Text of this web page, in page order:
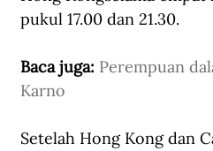
pukul 17.00 dan 21.30.
Baca juga: Perempuan
Karno
Setelah Hong Kong dan